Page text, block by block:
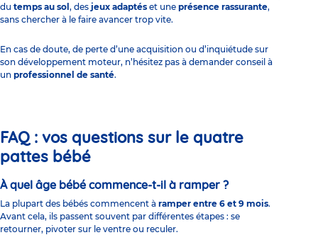
du temps au sol , des jeux adaptés et une présence rassurante,
sans chercher à le faire avancer trop vite.
En cas de doute, de perte d’une acquisition ou d’inquiétude sur
son développement moteur, n’hésitez pas à demander conseil à
un professionnel de santé.
FAQ : vos questions sur le quatre
pattes bébé
À quel âge bébé commence-t-il à ramper ?
La plupart des bébés commencent à ramper entre 6 et 9 mois.
Avant cela, ils passent souvent par différentes étapes : se
retourner, pivoter sur le ventre ou reculer.